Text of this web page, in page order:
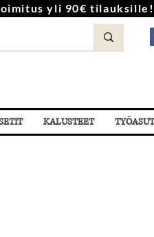
yli 90€ tilauksille!
KALUSTEET TYÖASUT